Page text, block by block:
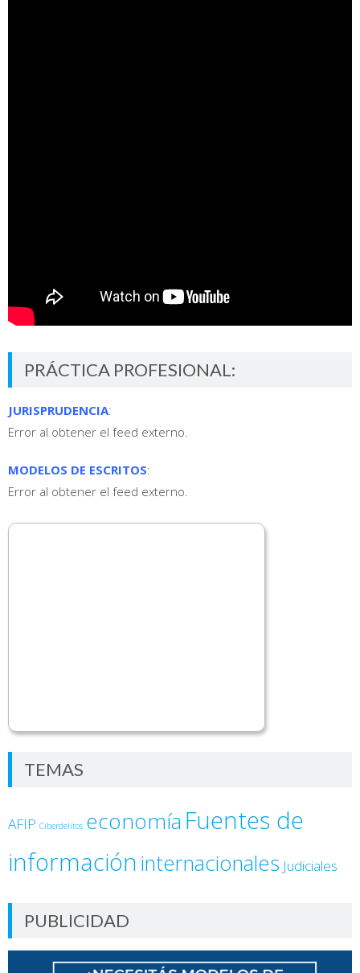
PRÁCTICA PROFESIONAL:
JURISPRUDENCIA:
Error al obtener el feed externo.
MODELOS DE ESCRITOS:
Error al obtener el feed externo.
TEMAS
AFIP Ciberdelitos economía Fuentes de
información internacionales Judiciales
PUBLICIDAD